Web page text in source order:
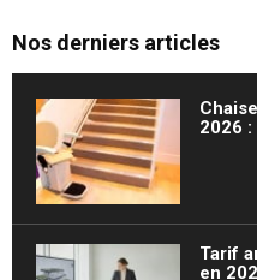
Nos derniers articles
2026
Tarif
en